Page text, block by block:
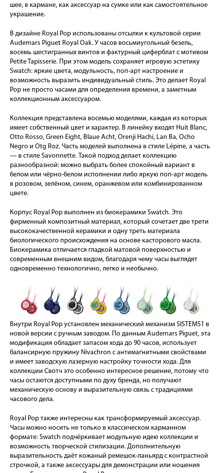
шее, в кармане, как аксессуар на сумке или как самостоятельное
украшение.
В дизайне Royal Pop использованы отсылки к культовой серии
Audemars Piguet Royal Oak. У часов восьмиугольный безель,
восемь шестигранных винтов и фактурный циферблат с мотивом
Petite Tapisserie. При этом модель сохраняет игровую эстетику
Swatch: яркие цвета, модульность, поп-арт настроение и
возможность выразить индивидуальный стиль. Это делает Royal
Pop не просто часами для определения времени, а заметным
коллекционным аксессуаром.
Коллекция представлена восемью моделями, каждая из которых
имеет собственный цвет и характер. В линейку входят Huit Blanc,
Otto Rosso, Green Eight, Blaue Acht, Orenji Hachi, Lan Ba, Ocho
Negro и Otg Roz. Часть моделей выполнена в стиле Lépine, а часть
— в стиле Savonnette. Такой подход делает коллекцию
разнообразной: можно выбрать более спокойный вариант в
белом или чёрно-белом исполнении либо яркую поп-арт модель
в розовом, зелёном, синем, оранжевом или комбинированном
цвете.
Корпус Royal Pop выполнен из биокерамики Swatch. Это
фирменный композитный материал, который сочетает две трети
высококачественной керамики и одну треть материала
биологического происхождения на основе касторового масла.
Биокерамика отличается гладкой матовой поверхностью и
современным внешним видом, благодаря чему часы выглядят
одновременно технологично, легко и необычно.
Внутри Royal Pop установлен механический механизм SISTEM51 в
новой версии с ручным заводом. По данным Audemars Piguet, эта
модификация обладает запасом хода до 90 часов, использует
балансирную пружину Nivachron с антимагнитными свойствами
и имеет заводскую лазерную настройку точности хода. Для
коллекции Свотч это особенно интересное решение, потому что
часы остаются доступными по духу бренда, но получают
механическую основу и выразительную связь с традициями
часового дела.
Royal Pop также интересны как трансформируемый аксессуар.
Часы можно носить не только в классическом карманном
формате: Swatch подчёркивает модульную идею коллекции и
возможность творческой стилизации. Дополнительную
выразительность даёт кожаный ремешок-ланьярд с контрастной
строчкой, а также аксессуары для демонстрации или ношения